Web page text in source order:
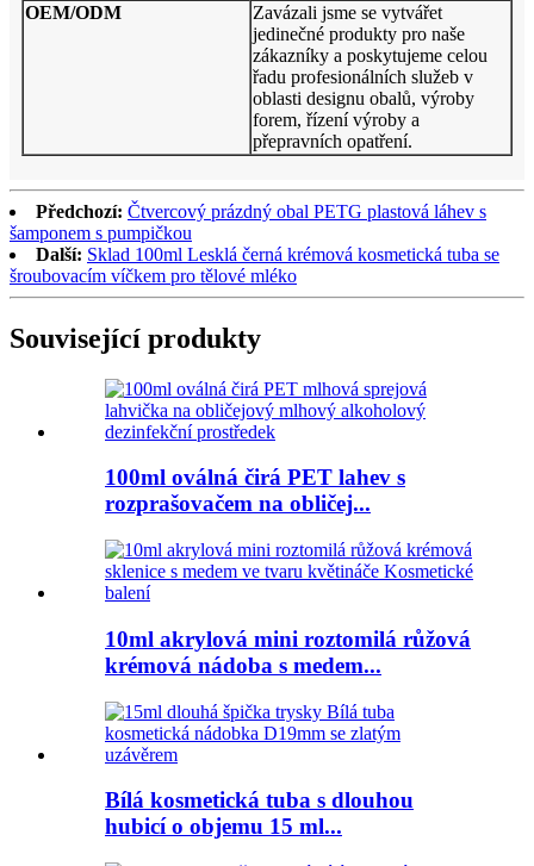
OEM/ODM
Zavázali jsme se vytvářet
jedinečné produkty pro naše
zákazníky a poskytujeme celou
řadu profesionálních služeb v
oblasti designu obalů, výroby
forem, řízení výroby a
přepravních opatření.
Předchozí: Čtvercový prázdný obal PETG plastová láhev s
šamponem s pumpičkou
Další: Sklad 100ml Lesklá černá krémová kosmetická tuba se
šroubovacím víčkem pro tělové mléko
Související produkty
100ml oválná čirá PET lahev s
rozprašovačem na obličej...
10ml akrylová mini roztomilá růžová
krémová nádoba s medem...
Bílá kosmetická tuba s dlouhou
hubicí o objemu 15 ml...